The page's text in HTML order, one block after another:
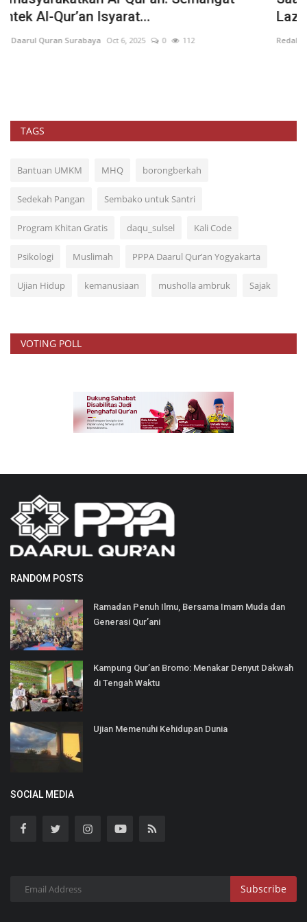
Laznas PPPA Daarul...
Redaksi Jul 29, 2026 20
TAGS
Bantuan UMKM MHQ borongberkah
Sedekah Pangan Sembako untuk Santri
Program Khitan Gratis daqu_sulsel Kali Code
Psikologi Muslimah PPPA Daarul Qur’an Yogyakarta
Ujian Hidup kemanusiaan musholla ambruk Sajak
VOTING POLL
RANDOM POSTS
Ramadan Penuh Ilmu, Bersama Imam Muda dan
Generasi Qur’ani
Kampung Qur’an Bromo: Menakar Denyut Dakwah
di Tengah Waktu
Ujian Memenuhi Kehidupan Dunia
SOCIAL MEDIA
Subscribe